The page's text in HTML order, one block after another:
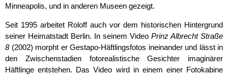
Minneapolis, und in anderen Museen gezeigt.
Seit 1995 arbeitet Roloff auch vor dem historischen Hintergrund
seiner Heimatstadt Berlin. In seinem Video Prinz Albrecht Straße
8(2002) morpht er Gestapo-Häftlingsfotos ineinander und lässt in
den Zwischen­stadien fotorealistische Gesichter imaginärer
Häftlin­ge entstehen. Das Video wird in einem einer Fotokabine